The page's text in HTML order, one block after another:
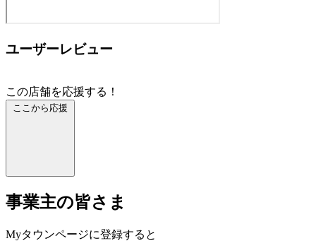
ユーザーレビュー
この店舗を応援する！
ここから応援
事業主の皆さま
Myタウンページに登録すると